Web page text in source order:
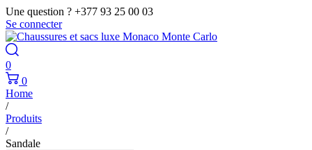
Une question ? +377 93 25 00 03
Se connecter
0
0
Home
/
Produits
/
Sandale